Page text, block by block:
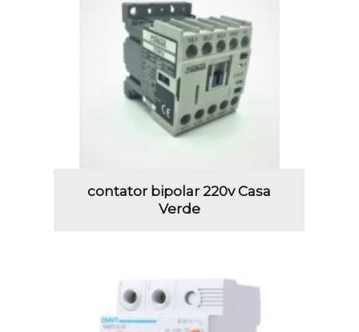
contator bipolar 220v Casa
Verde